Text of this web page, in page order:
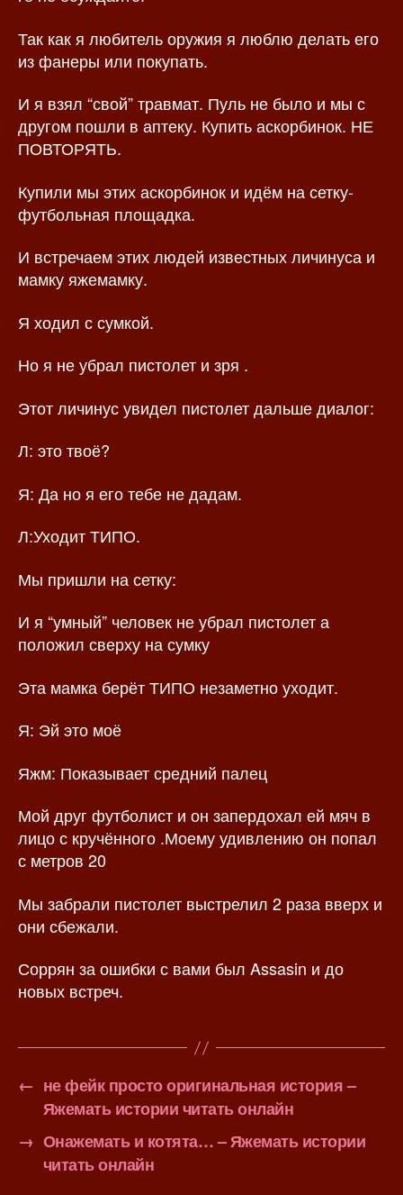
Так как я любитель оружия я люблю делать его
из фанеры или покупать.
И я взял “свой” травмат. Пуль не было и мы с
другом пошли в аптеку. Купить аскорбинок. НЕ
ПОВТОРЯТЬ.
Купили мы этих аскорбинок и идём на сетку-
футбольная площадка.
И встречаем этих людей известных личинуса и
мамку яжемамку.
Я ходил с сумкой.
Но я не убрал пистолет и зря .
Этот личинус увидел пистолет дальше диалог:
Л: это твоё?
Я: Да но я его тебе не дадам.
Л:Уходит ТИПО.
Мы пришли на сетку:
И я “умный” человек не убрал пистолет а
положил сверху на сумку
Эта мамка берёт ТИПО незаметно уходит.
Я: Эй это моё
Яжм: Показывает средний палец
Мой друг футболист и он запердохал ей мяч в
лицо с кручённого .Моему удивлению он попал
с метров 20
Мы забрали пистолет выстрелил 2 раза вверх и
они сбежали.
Соррян за ошибки с вами был Assasin и до
новых встреч.
← не фейк просто оригинальная история –
Яжемать истории читать онлайн
→ Онажемать и котята… – Яжемать истории
читать онлайн